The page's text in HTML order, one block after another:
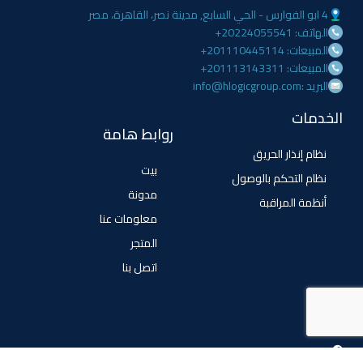
4 ابو الفوارس - الحي السابع, مدينة نصر، القاهرة، مصر
الهاتف: 20224055541+
المبيعات: 201110445114+
المبيعات: 201113143311+
البريد :info@hlogicgroup.com
الخدمات
نظام إنذار الحريق
نظام التحكم بالوصول
أنظمة المراقبة
روابط هامة
بيت
مدونة
معلومات عنا
المتجر
اتصل بنا